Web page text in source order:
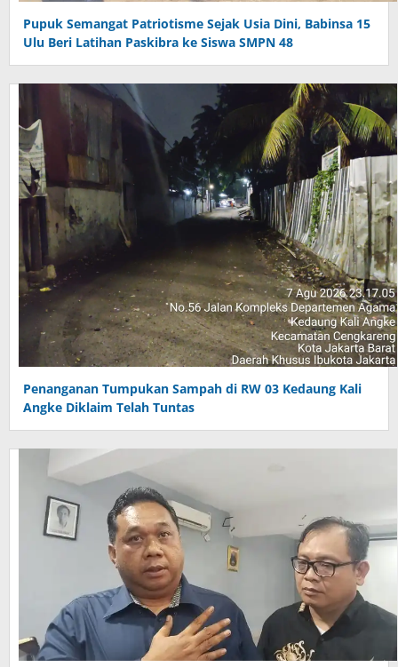
Pupuk Semangat Patriotisme Sejak Usia Dini, Babinsa 15
Ulu Beri Latihan Paskibra ke Siswa SMPN 48
Penanganan Tumpukan Sampah di RW 03 Kedaung Kali
Angke Diklaim Telah Tuntas